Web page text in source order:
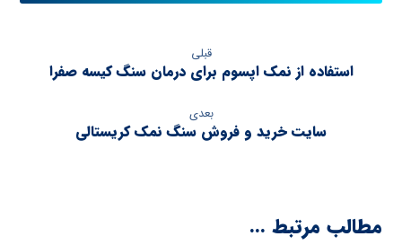
قبلی
استفاده از نمک اپسوم برای درمان سنگ کیسه صفرا
بعدی
سایت خرید و فروش سنگ نمک کریستالی
مطالب مرتبط ...